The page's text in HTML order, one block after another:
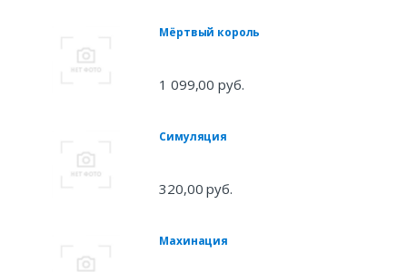
Мёртвый король
1 099,00 руб.
Симуляция
320,00 руб.
Махинация